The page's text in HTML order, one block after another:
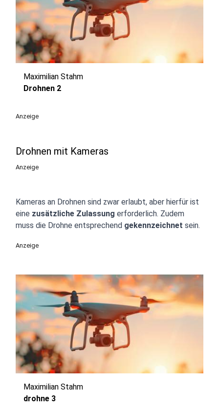
Maximilian Stahm
Drohnen 2
Anzeige
Drohnen mit Kameras
Anzeige
Kameras an Drohnen sind zwar erlaubt, aber hierfür ist
eine zusätzliche Zulassung erforderlich. Zudem
muss die Drohne entsprechend gekennzeichnet sein.
Anzeige
Maximilian Stahm
drohne 3